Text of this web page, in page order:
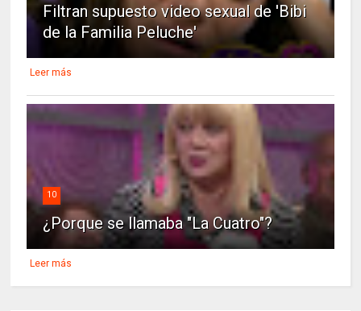
Filtran supuesto video sexual de 'Bibi
de la Familia Peluche'
Leer más
10
¿Porque se llamaba "La Cuatro"?
Leer más